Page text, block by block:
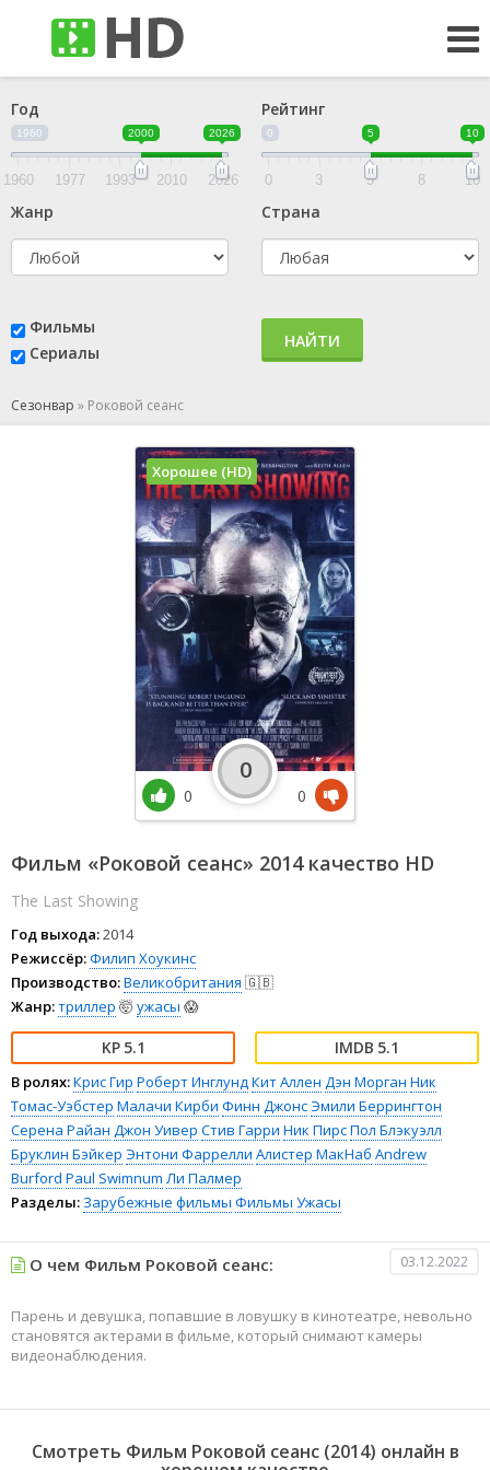
Год
1960 2000 2026
1960 1977 1993 2010 2026
Рейтинг
0 5 10
0 3 5 8 10
Жанр Страна
Фильмы
Сериалы
НАЙТИ
Сезонвар » Роковой сеанс
Фильм «Роковой сеанс» 2014 качество HD
The Last Showing
Год выхода:2014
Режиссёр:Филип Хоукинс
Производство:Великобритания 🇬🇧
Жанр:триллер 🤯ужасы 😱
5.1 5.1
В ролях:Крис Гир Роберт ИнглундКит Аллен Дэн Морган Ник
Томас-Уэбстер Малачи Кирби Финн ДжонсЭмили Беррингтон
Серена Райан Джон Уивер Стив Гарри Ник ПирсПол Блэкуэлл
Бруклин Бэйкер Энтони Фаррелли Алистер МакНаб Andrew
Burford Paul Swimnum Ли Палмер
Разделы: Зарубежные фильмы Фильмы Ужасы
Хорошее (HD)
0
0
0
О чем Фильм Роковой сеанс: 03.12.2022
Парень и девушка, попавшие в ловушку в кинотеатре, невольно
становятся актерами в фильме, который снимают камеры
видеонаблюдения.
Смотреть Фильм Роковой сеанс (2014) онлайн в